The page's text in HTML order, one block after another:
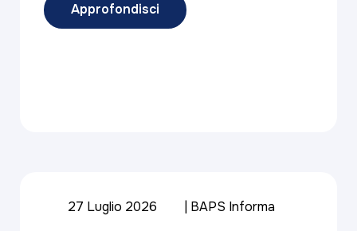
Approfondisci
27 Luglio 2026 BAPS Informa